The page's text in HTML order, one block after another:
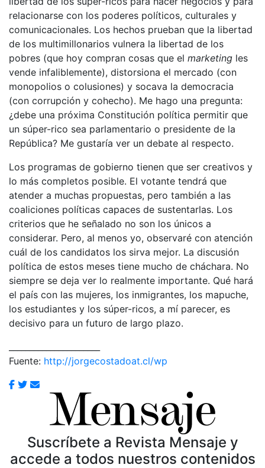
relacionarse con los poderes políticos, culturales y
comunicacionales. Los hechos prueban que la libertad
de los multimillonarios vulnera la libertad de los
pobres (que hoy compran cosas que el marketing les
vende infaliblemente), distorsiona el mercado (con
monopolios o colusiones) y socava la democracia
(con corrupción y cohecho). Me hago una pregunta:
¿debe una próxima Constitución política permitir que
un súper-rico sea parlamentario o presidente de la
República? Me gustaría ver un debate al respecto.
Los programas de gobierno tienen que ser creativos y
lo más completos posible. El votante tendrá que
atender a muchas propuestas, pero también a las
coaliciones políticas capaces de sustentarlas. Los
criterios que he señalado no son los únicos a
considerar. Pero, al menos yo, observaré con atención
cuál de los candidatos los sirva mejor. La discusión
política de estos meses tiene mucho de cháchara. No
siempre se deja ver lo realmente importante. Qué hará
el país con las mujeres, los inmigrantes, los mapuche,
los estudiantes y los súper-ricos, a mí parecer, es
decisivo para un futuro de largo plazo.
Fuente: http://jorgecostadoat.cl/wp
Suscríbete a Revista Mensaje y
accede a todos nuestros contenidos